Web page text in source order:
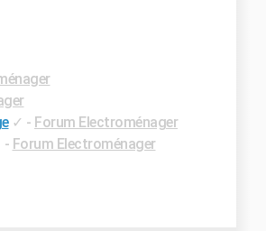
✓ - Forum Electroménager
- Forum Electroménager